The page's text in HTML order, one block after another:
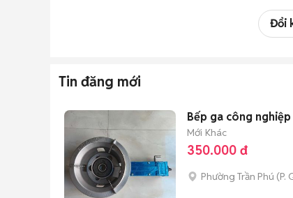
Đổi
Tin đăng mới
Bếp ga công
Mới Khác
350.000 đ
Phường Trần Phú (P.